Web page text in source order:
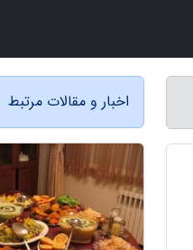
اخبار و مقالات مرتبط